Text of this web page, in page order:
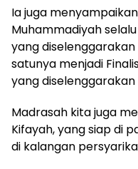
Ia juga
Muhammadiyah
yang
satunya menjadi
yang
Madrasah kita juga
Kifayah, yang siap di
di kalangan